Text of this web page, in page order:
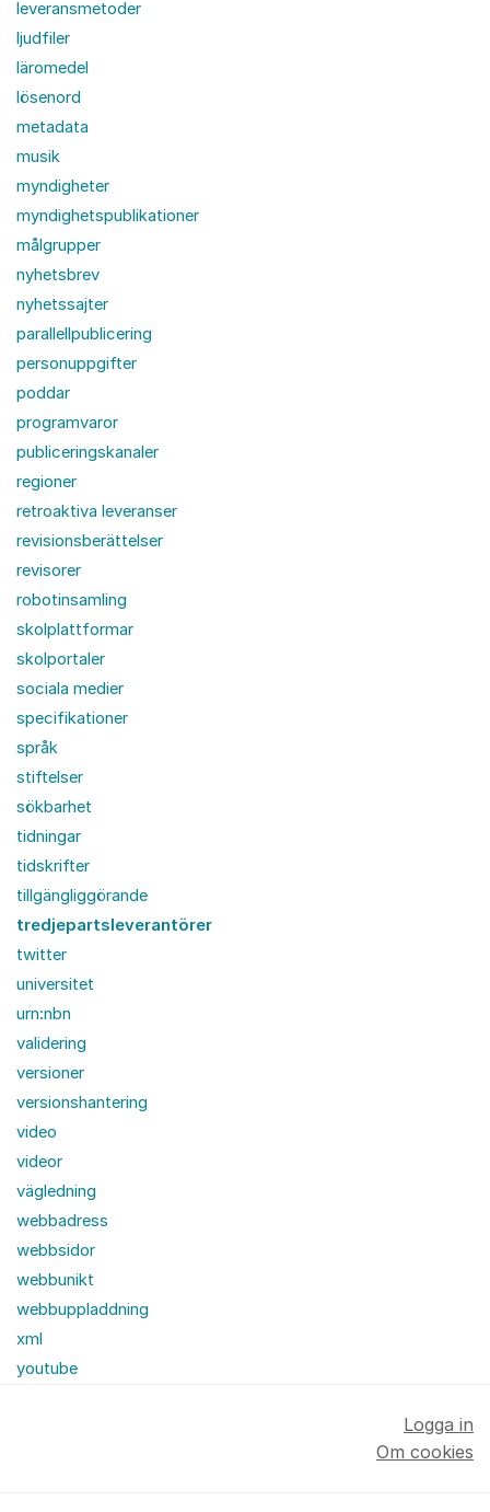
leveransmetoder
ljudfiler
läromedel
lösenord
metadata
musik
myndigheter
myndighetspublikationer
målgrupper
nyhetsbrev
nyhetssajter
parallellpublicering
personuppgifter
poddar
programvaror
publiceringskanaler
regioner
retroaktiva leveranser
revisionsberättelser
revisorer
robotinsamling
skolplattformar
skolportaler
sociala medier
specifikationer
språk
stiftelser
sökbarhet
tidningar
tidskrifter
tillgängliggörande
tredjepartsleverantörer
twitter
universitet
urn:nbn
validering
versioner
versionshantering
video
videor
vägledning
webbadress
webbsidor
webbunikt
webbuppladdning
xml
youtube
Logga in
Om cookies